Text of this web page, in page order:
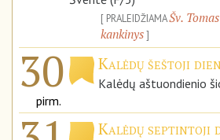
PRALEIDŽIAMAŠv.
kankinys
30
pirm.
Kalėdų šeštoji
Kalėdų aštuondienio
Kalėdų septintoji